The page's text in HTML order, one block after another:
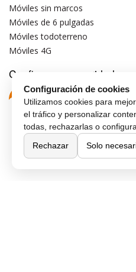
Móviles sin marcos
Móviles de 6 pulgadas
Móviles todoterreno
Móviles 4G
Confianza y seguridad
Configuración de cookies
Utilizamos cookies para
el tráfico y personalizar
todas, rechazarlas o
Rechazar
Solo